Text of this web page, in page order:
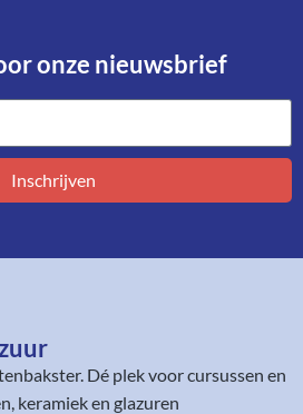
onze nieuwsbrief​
Inschrijven
. Dé plek voor cursussen en
keramiek en glazuren